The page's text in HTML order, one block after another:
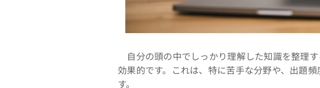
自分の頭の中でしっかり理解した知識を整理
効果的です。これは、特に苦手な分野や、出題
す。